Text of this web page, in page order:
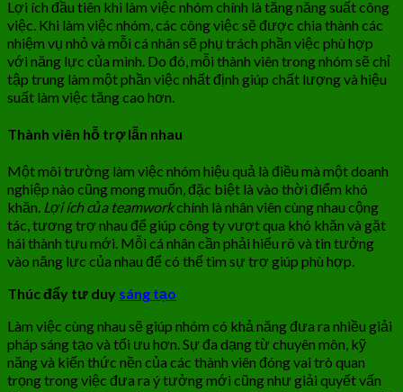
Lợi ích đầu tiên khi làm việc nhóm chính là tăng năng suất công
việc. Khi làm việc nhóm, các công việc sẽ được chia thành các
nhiệm vụ nhỏ và mỗi cá nhân sẽ phụ trách phần việc phù hợp
với năng lực của mình. Do đó, mỗi thành viên trong nhóm sẽ chỉ
tập trung làm một phần việc nhất định giúp chất lượng và hiệu
suất làm việc tăng cao hơn.
Thành viên hỗ trợ lẫn nhau
Một môi trường làm việc nhóm hiệu quả là điều mà một doanh
nghiệp nào cũng mong muốn, đặc biệt là vào thời điểm khó
khăn. Lợi ích của teamworkchính là nhân viên cùng nhau cộng
tác, tương trợ nhau để giúp công ty vượt qua khó khăn và gặt
hái thành tựu mới. Mỗi cá nhân cần phải hiểu rõ và tin tưởng
vào năng lực của nhau để có thể tìm sự trợ giúp phù hợp.
Thúc đẩy tư duy sáng tạo
Làm việc cùng nhau sẽ giúp nhóm có khả năng đưa ra nhiều giải
pháp sáng tạo và tối ưu hơn. Sự đa dạng từ chuyên môn, kỹ
năng và kiến thức nền của các thành viên đóng vai trò quan
trọng trong việc đưa ra ý tưởng mới cũng như giải quyết vấn